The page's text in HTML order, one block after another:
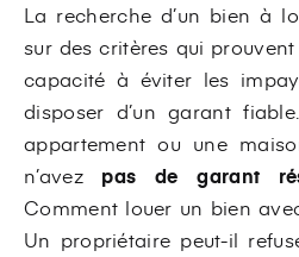
La recherche d’un bien à
sur des critères qui
capacité à éviter les
disposer d’un garant
appartement ou une
n’avez pas de garant
Comment louer un bien
Un propriétaire peut-il